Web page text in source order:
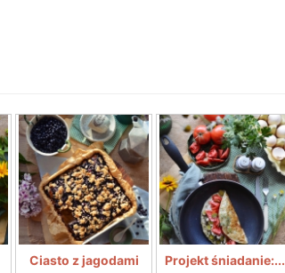
Ciasto z jagodami
Projekt śniadanie:...